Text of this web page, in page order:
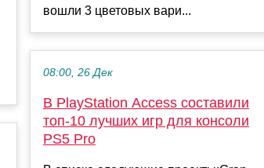
вошли 3 цветовых вари...
08:00, 26 Дек
В PlayStation Access составили
топ-10 лучших игр для консоли
PS5 Pro